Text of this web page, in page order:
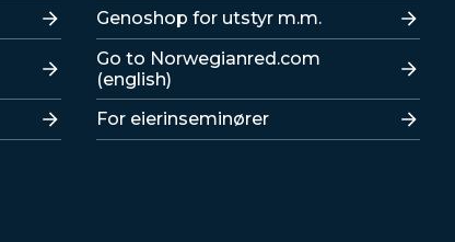
Genoshop for utstyr m.m.
Go to Norwegianred.com
(english)
For eierinseminører